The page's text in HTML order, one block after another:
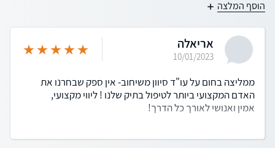
הוסף המלצה
אריאלה
10/01/2023
ממליצה בחום על עו"ד סיוון משיחוב- אין ספק שבחרנו את
האדם המקצועי ביותר לטיפול בתיק שלנו ! ליווי מקצועי,
אמין ואנושי לאורך כל הדרך!